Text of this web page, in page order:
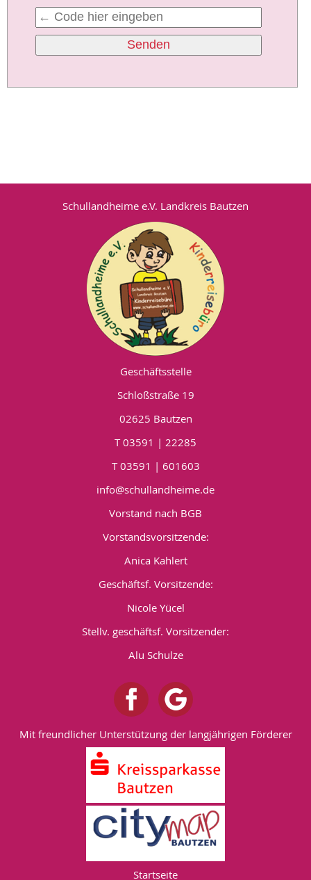
Senden
Schullandheime e.V. Landkreis Bautzen
Geschäftsstelle
Schloßstraße 19
02625 Bautzen
T 03591 | 22285
T 03591 | 601603
info@schullandheime.de
Vorstand nach BGB
Vorstandsvorsitzende:
Anica Kahlert
Geschäftsf. Vorsitzende:
Nicole Yücel
Stellv. geschäftsf. Vorsitzender:
Alu Schulze
Mit freundlicher Unterstützung der langjährigen Förderer
Startseite